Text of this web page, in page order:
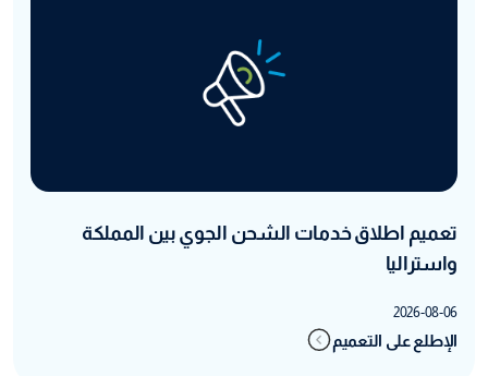
تعميم اطلاق خدمات الشحن الجوي بين المملكة
واستراليا
2026-08-06
الإطلع على التعميم